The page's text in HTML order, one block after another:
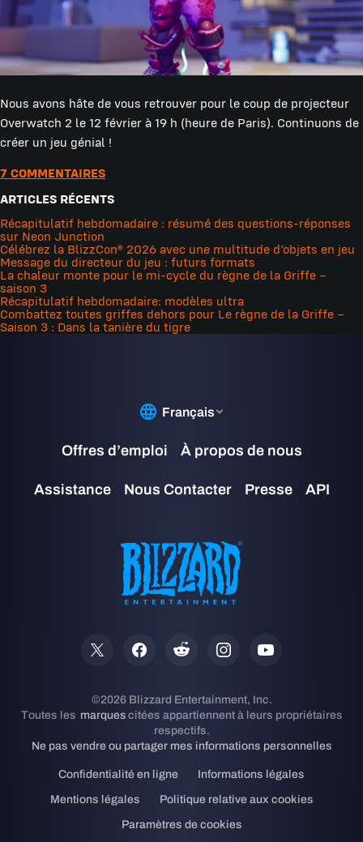
Nous avons hâte de vous retrouver pour le coup de projecteur
Overwatch 2 le 12 février à 19 h (heure de Paris). Continuons de
créer un jeu génial !
7 COMMENTAIRES
ARTICLES RÉCENTS
Récapitulatif hebdomadaire : résumé des questions-réponses
sur Neon Junction
Célébrez la BlizzCon® 2026 avec une multitude d’objets en jeu
Message du directeur du jeu : futurs formats
La chaleur monte pour le mi-cycle du règne de la Griffe –
saison 3
Récapitulatif hebdomadaire: modèles ultra
Combattez toutes griffes dehors pour Le règne de la Griffe –
Saison 3 : Dans la tanière du tigre